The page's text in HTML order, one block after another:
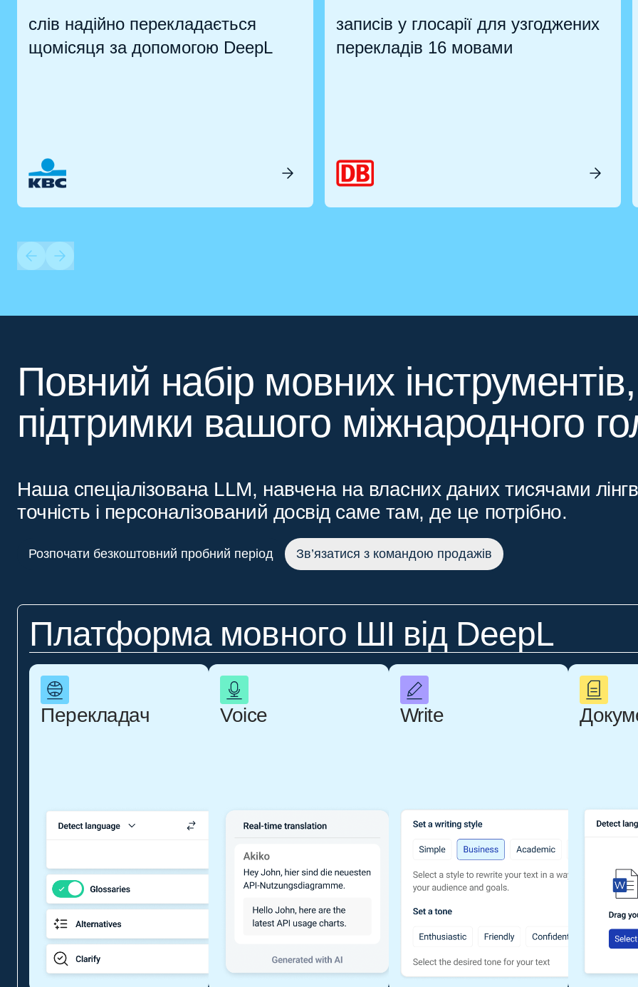
слів надійно перекладається
щомісяця за допомогою DeepL
записів у глосарії для узгоджених
перекладів 16 мовами
Повний набір мовних
підтримки вашого міжнародного
Наша спеціалізована LLM, навчена на власних даних тисячами
точність і персоналізований досвід саме там, де це потрібно.
Розпочати безкоштовний пробний період Зв’язатися з командою продажів
Платформа мовного ШІ від DeepL
Перекладач Voice Write